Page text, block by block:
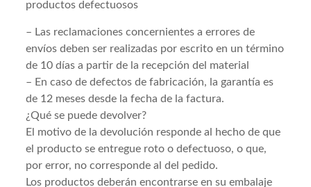
productos defectuosos
– Las reclamaciones concernientes a errores de
envíos deben ser realizadas por escrito en un término
de 10 días a partir de la recepción del material
– En caso de defectos de fabricación, la garantía es
de 12 meses desde la fecha de la factura.
¿Qué se puede devolver?
El motivo de la devolución responde al hecho de que
el producto se entregue roto o defectuoso, o que,
por error, no corresponde al del pedido.
Los productos deberán encontrarse en su embalaje